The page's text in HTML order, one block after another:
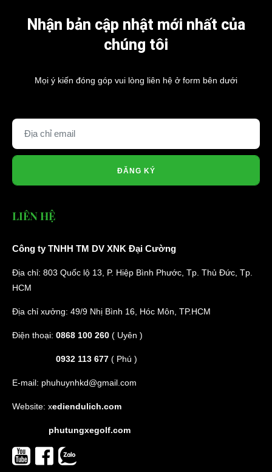
Nhận bản cập nhật mới nhất của
chúng tôi
Mọi ý kiến đóng góp vui lòng liên hệ ở form bên dưới
ĐĂNG KÝ
LIÊN HỆ
Công ty TNHH TM DV XNK Đại Cường
Địa chỉ: 803 Quốc lộ 13, P. Hiệp Bình Phước, Tp. Thủ Đức, Tp.
HCM
Địa chỉ xưởng: 49/9 Nhị Bình 16, Hóc Môn, TP.HCM
Điện thoại: 0868 100 260 ( Uyên )
0932 113 677 ( Phú )
E-mail: phuhuynhkd@gmail.com
Website: xediendulich.com
phutungxegolf.com